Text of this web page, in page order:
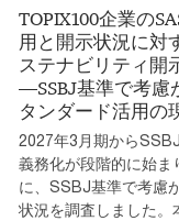
TOPIX100企業の
用と開示状況に対
ステナビリティ開
―SSBJ基準で考慮
タンダード活用
2027年3月期から
義務化が段階的に始ま
に、SSBJ基準で考慮
状況を調査しました。